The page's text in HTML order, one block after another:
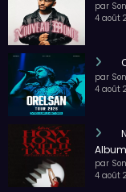
par
4 août
par
4 août
par
4 août